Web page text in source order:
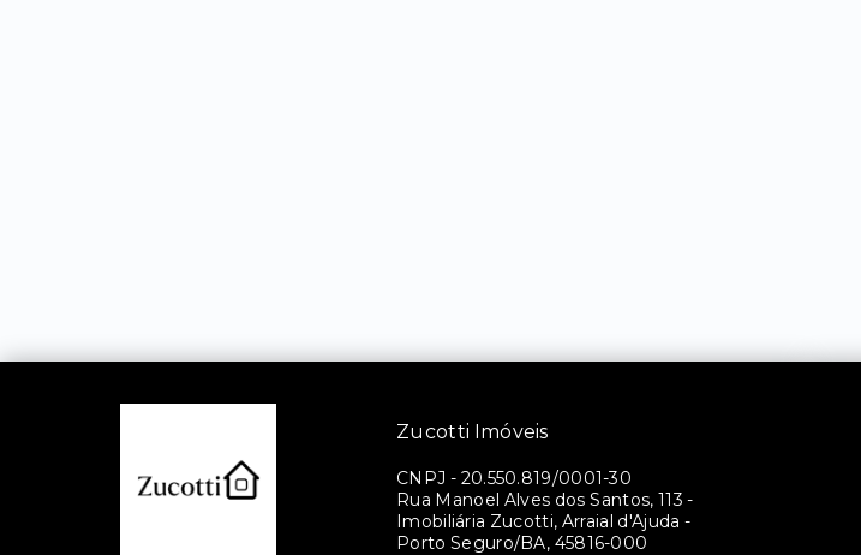
Zucotti Imóveis
CNPJ - 20.550.819/0001-30
Rua Manoel Alves dos Santos, 113 -
Imobiliária Zucotti, Arraial d'Ajuda -
Porto Seguro/BA, 45816-000